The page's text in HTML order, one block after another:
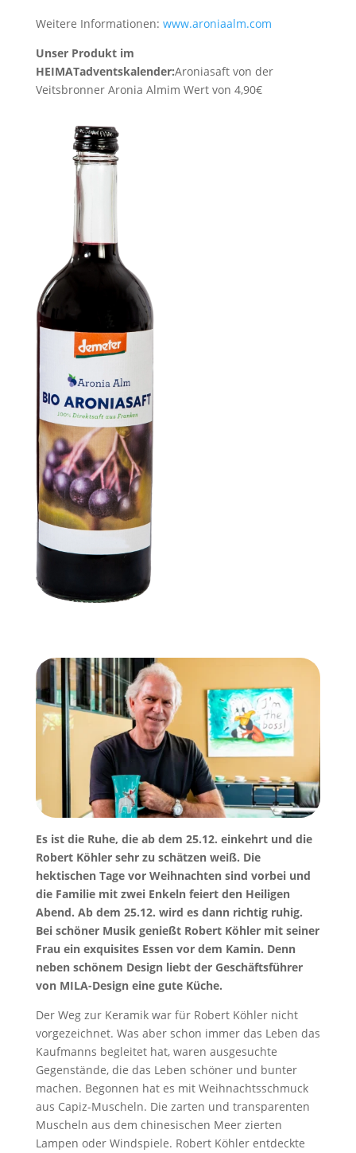
Weitere Informationen: www.aroniaalm.com
Unser Produkt im
HEIMATadventskalender:Aroniasaft von der
Veitsbronner Aronia Almim Wert von 4,90€
Es ist die Ruhe, die ab dem 25.12. einkehrt und die
Robert Köhler sehr zu schätzen weiß. Die
hektischen Tage vor Weihnachten sind vorbei und
die Familie mit zwei Enkeln feiert den Heiligen
Abend. Ab dem 25.12. wird es dann richtig ruhig.
Bei schöner Musik genießt Robert Köhler mit seiner
Frau ein exquisites Essen vor dem Kamin. Denn
neben schönem Design liebt der Geschäftsführer
von MILA-Design eine gute Küche.
Der Weg zur Keramik war für Robert Köhler nicht
vorgezeichnet. Was aber schon immer das Leben das
Kaufmanns begleitet hat, waren ausgesuchte
Gegenstände, die das Leben schöner und bunter
machen. Begonnen hat es mit Weihnachtsschmuck
aus Capiz-Muscheln. Die zarten und transparenten
Muscheln aus dem chinesischen Meer zierten
Lampen oder Windspiele. Robert Köhler entdeckte